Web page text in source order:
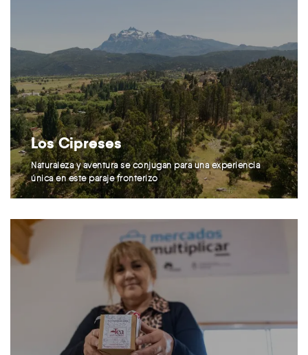
Los Cipreses
Naturaleza y aventura se conjugan para una experiencia
única en este paraje fronterizo